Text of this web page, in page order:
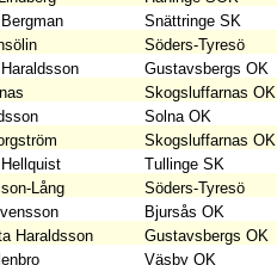
Snättringe SK
Söders-Tyresö
Gustavsbergs OK
Skogsluffarnas OK
Solna OK
Skogsluffarnas OK
Tullinge SK
Lång Söders-Tyresö
Bjursås OK
Haraldsson Gustavsbergs OK
Väsby OK